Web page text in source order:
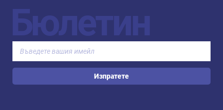
Бюлетин
Изпратете